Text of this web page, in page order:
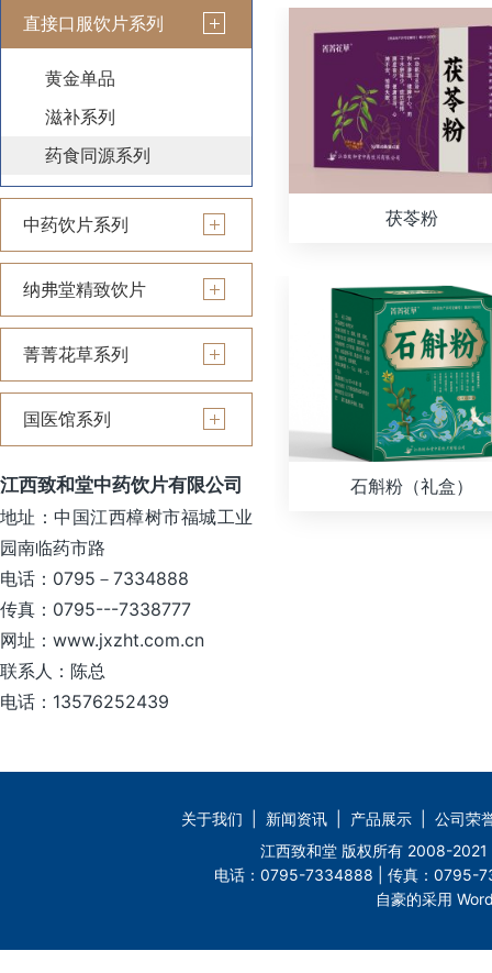
直接口服饮片系列
黄金单品
滋补系列
药食同源系列
中药饮片系列
纳弗堂精致饮片
菁菁花草系列
国医馆系列
江西致和堂中药饮片有限公司
地址：中国江西樟树市福城工业
园南临药市路
电话：0795－7334888
传真：0795---7338777
网址：www.jxzht.com.cn
联系人：陈总
电话：13576252439
茯苓粉
石斛粉（礼盒）
关于我们 新闻资讯 产品展示
公司荣
江西致和堂 版权所有 2008-
电话：0795-7334888 | 传真：0795-
自豪的采用